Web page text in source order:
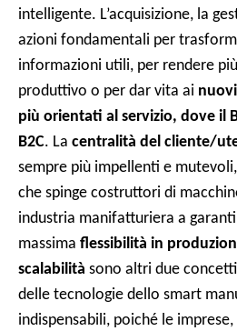
intelligente. L’acquisizione, la
azioni fondamentali per
informazioni utili, per rendere
produttivo o per dar vita ai
più orientati al servizio, dove il
B2C. La centralità del cliente/
sempre più impellenti e
che spinge costruttori di
industria manifatturiera a
massima flessibilità in
scalabilità sono altri due
delle tecnologie dello smart
indispensabili, poiché le